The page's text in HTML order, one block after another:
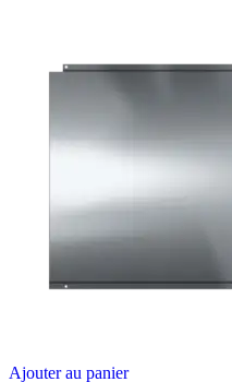
Ajouter au panier